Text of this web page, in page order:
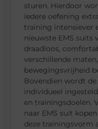
sturen. Hierdoor
iedere oefening
training intensiever
nieuwste EMS suits
draadloos,
verschillende
bewegingsvrijheid
Bovendien wordt
individueel
en trainingsdoelen.
naar EMS suit
deze trainingsvorm